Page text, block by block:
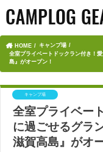
HOME
キャンプ場
全室プライベートドックラン付き！
島』がオープン！
キャンプ場
全室プライベー
に過ごせるグラ
滋賀高島』がオ